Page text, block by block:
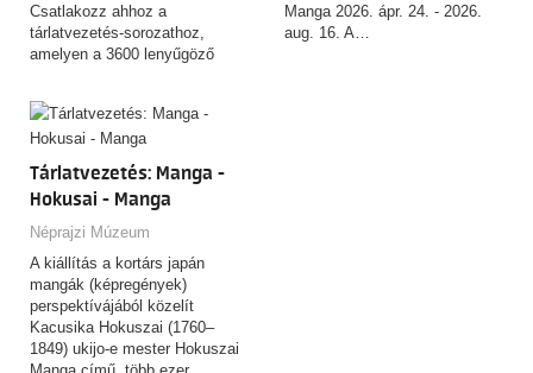
Csatlakozz ahhoz a
tárlatvezetés-sorozathoz,
amelyen a 3600 lenyűgöző
Manga 2026. ápr. 24. - 2026.
aug. 16. A…
Tárlatvezetés: Manga -
Hokusai - Manga
Néprajzi Múzeum
A kiállítás a kortárs japán
mangák (képregények)
perspektívájából közelít
Kacusika Hokuszai (1760–
1849) ukijo-e mester Hokuszai